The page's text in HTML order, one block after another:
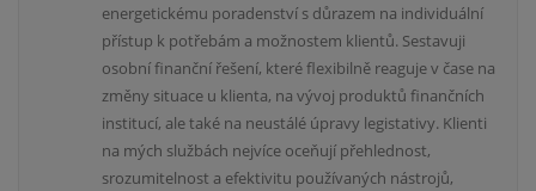
energetickému poradenství s důrazem na individuální
přístup k potřebám a možnostem klientů. Sestavuji
osobní finanční řešení, které flexibilně reaguje v čase na
změny situace u klienta, na vývoj produktů finančních
institucí, ale také na neustálé úpravy legistativy. Klienti
na mých službách nejvíce oceňují přehlednost,
srozumitelnost a efektivitu používaných nástrojů,